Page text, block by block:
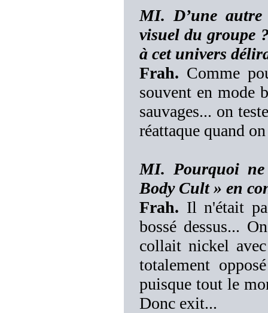
MI. D’une autre
visuel du groupe
à cet univers
Frah. Comme
souvent en mode
sauvages... on
réattaque quand
MI. Pourquoi
Body Cult » en
Frah. Il n'était
bossé dessus...
collait nickel
totalement
puisque tout le
Donc exit...